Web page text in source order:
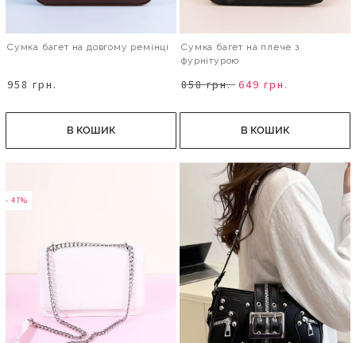
Сумка багет на довгому ремінці
958 грн.
В КОШИК
Сумка багет на плече з
фурнітурою
858 грн. 649 грн.
В КОШИК
- 47%